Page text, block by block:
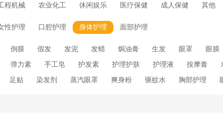
程机械 农业化工 休闲娱乐 医疗保健 成人保健 其他
性护理 口腔护理 身体护理 面部护理
倒膜 假发 发泥 发蜡 焗油膏 生发 眼罩 眼膜
弹力素 手工皂 护发素 护理护肤 护理液 按摩膏
足贴 染发剂 蒸汽眼罩 爽身粉 驱蚊水 胸部护理